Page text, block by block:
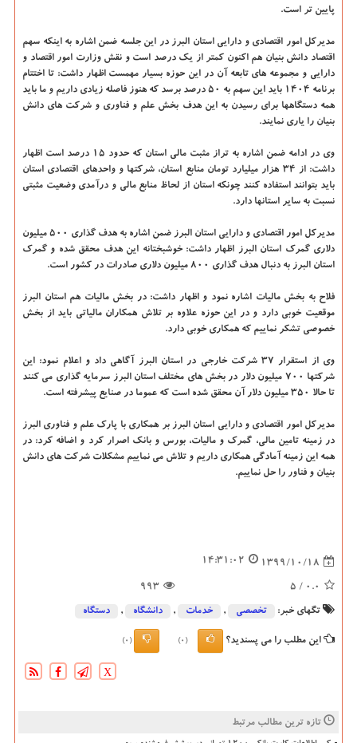
پایین تر است.
مدیرکل امور اقتصادی و دارایی استان البرز در این جلسه ضمن اشاره به اینکه سهم
اقتصاد دانش بنیان هم اکنون کمتر از یک درصد است و نقش وزارت امور اقتصاد و
دارایی و مجموعه های تابعه آن در این حوزه بسیار مهمست اظهار داشت: تا اختتام
برنامه ۱۴۰۴ باید این سهم به ۵۰ درصد برسد که هنوز فاصله زیادی داریم و ما باید
همه دستگاهها برای رسیدن به این هدف بخش علم و فناوری و شرکت های دانش
بنیان را یاری نمایند.
وی در ادامه ضمن اشاره به تراز مثبت مالی استان که حدود ۱۵ درصد است اظهار
داشت: از ۳۴ هزار میلیارد تومان منابع استان، شرکتها و واحدهای اقتصادی استان
باید بتوانند استفاده کنند چونکه استان از لحاظ منابع مالی و درآمدی وضعیت مثبتی
نسبت به سایر استانها دارد.
مدیرکل امور اقتصادی و دارایی استان البرز ضمن اشاره به هدف گذاری ۵۰۰ میلیون
دلاری گمرک استان البرز اظهار داشت: خوشبختانه این هدف محقق شده و گمرک
استان البرز به دنبال هدف گذاری ۸۰۰ میلیون دلاری صادرات در کشور است.
فلاح به بخش مالیات اشاره نمود و اظهار داشت: در بخش مالیات هم استان البرز
موقعیت خوبی دارد و در این حوزه علاوه بر تلاش همکاران مالیاتی باید از بخش
خصوصی تشکر نماییم که همکاری خوبی دارد.
وی از استقرار ۳۷ شرکت خارجی در استان البرز آگاهی داد و اعلام نمود: این
شرکتها ۷۰۰ میلیون دلار در بخش های مختلف استان البرز سرمایه گذاری می کنند
تا حالا ۳۵۰ میلیون دلار آن محقق شده است که عموما در صنایع پیشرفته است.
مدیرکل امور اقتصادی و دارایی استان البرز بر همکاری با پارک علم و فناوری البرز
در زمینه تامین مالی، گمرک و مالیات، بورس و بانک اصرار کرد و اضافه کرد: در
همه این زمینه آمادگی همکاری داریم و تلاش می نماییم مشکلات شرکت های دانش
بنیان و فناور را حل نماییم.
1399/10/18
14:31:02
0.0
/ 5
993
تگهای خبر: تخصصی , خدمات , دانشگاه‌ , دستگاه
این مطلب را می پسندید؟ (0)
(0)
X
تازه ترین مطالب مرتبط